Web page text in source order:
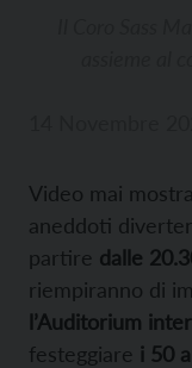
Video mai
aneddoti
partire dalle
riempiranno di
l’Auditorium
festeggiare i 50